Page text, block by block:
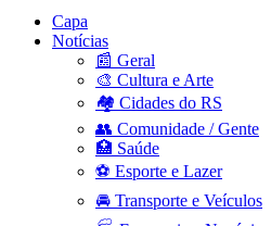
Capa
Notícias
📰 Geral
🎨 Cultura e Arte
🏘️ Cidades do RS
👥 Comunidade / Gente
🏥 Saúde
⚽ Esporte e Lazer
🚘 Transporte e Veículos